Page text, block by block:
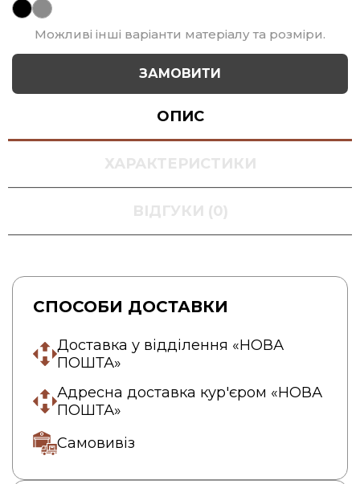
Можливі інші варіанти матеріалу та розміри.
ЗАМОВИТИ
ОПИС
ХАРАКТЕРИСТИКИ
ВІДГУКИ (0)
СПОСОБИ ДОСТАВКИ
Доставка у відділення «НОВА
ПОШТА»
Адресна доставка кур'єром «НОВА
ПОШТА»
Самовивіз